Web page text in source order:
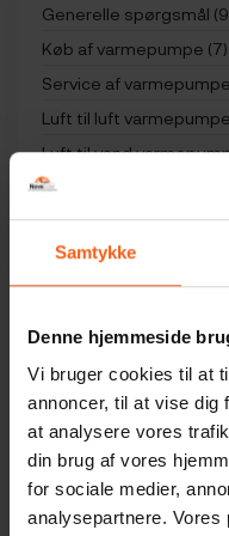
Samtykke
Denne hjemmeside
Vi bruger cookies til at
annoncer, til at vise dig
at analysere vores
din brug af vores
for sociale medier,
analysepartnere. Vores
Generelle spørgsmål
Køb af varmepumpe (7)
Service af
Luft til luft
Luft til vand
Vedligeholdelse af en
Varmepumpe tilbehør
Begreber (5)
Økonomi (2)
Panasonic
Hvordan samler
Vi ved det muligvis kan